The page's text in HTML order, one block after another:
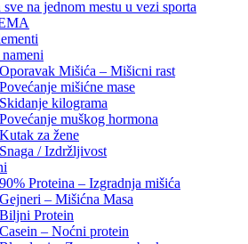
Oporavak Mišića – Mišicni rast
Povećanje mišićne mase
Skidanje kilograma
Povećanje muškog hormona
Kutak za žene
Snaga / Izdržljivost
90% Proteina – Izgradnja mišića
Gejneri – Mišićna Masa
Biljni Protein
Casein – Noćni protein